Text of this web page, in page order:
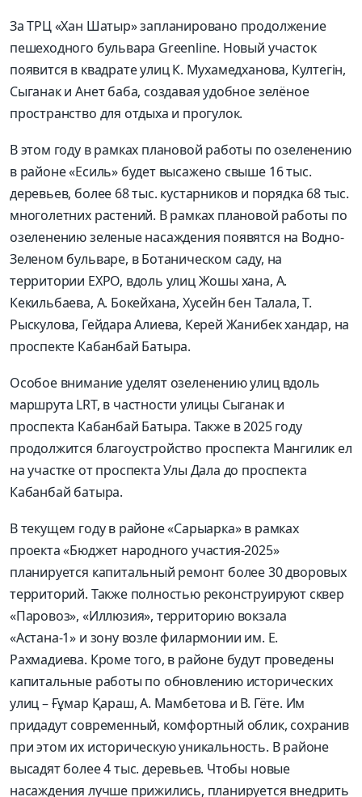
За ТРЦ «Хан Шатыр» запланировано продолжение
пешеходного бульвара Greenline. Новый участок
появится в квадрате улиц К. Мухамедханова, Култегін,
Сыганак и Анет баба, создавая удобное зелёное
пространство для отдыха и прогулок.
В этом году в рамках плановой работы по озеленению
в районе «Есиль» будет высажено свыше 16 тыс.
деревьев, более 68 тыс. кустарников и порядка 68 тыс.
многолетних растений. В рамках плановой работы по
озеленению зеленые насаждения появятся на Водно-
Зеленом бульваре, в Ботаническом саду, на
территории EXPO, вдоль улиц Жошы хана, А.
Кекильбаева, А. Бокейхана, Хусейн бен Талала, Т.
Рыскулова, Гейдара Алиева, Керей Жанибек хандар, на
проспекте Кабанбай Батыра.
Особое внимание уделят озеленению улиц вдоль
маршрута LRT, в частности улицы Сыганак и
проспекта Кабанбай Батыра. Также в 2025 году
продолжится благоустройство проспекта Мангилик ел
на участке от проспекта Улы Дала до проспекта
Кабанбай батыра.
В текущем году в районе «Сарыарка» в рамках
проекта «Бюджет народного участия-2025»
планируется капитальный ремонт более 30 дворовых
территорий. Также полностью реконструируют сквер
«Паровоз», «Иллюзия», территорию вокзала
«Астана-1» и зону возле филармонии им. Е.
Рахмадиева. Кроме того, в районе будут проведены
капитальные работы по обновлению исторических
улиц – Ғұмар Қараш, А. Мамбетова и В. Гёте. Им
придадут современный, комфортный облик, сохранив
при этом их историческую уникальность. В районе
высадят более 4 тыс. деревьев. Чтобы новые
насаждения лучше прижились, планируется внедрить